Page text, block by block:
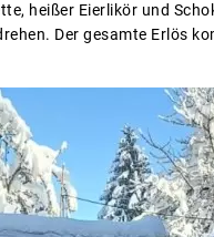
heißer Eierlikör und
Der gesamte Erlös